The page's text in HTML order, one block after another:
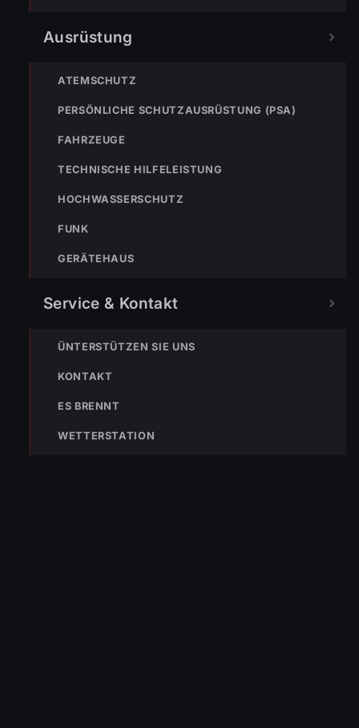
Ausrüstung
ATEMSCHUTZ
PERSÖNLICHE SCHUTZAUSRÜSTUNG (PSA)
FAHRZEUGE
TECHNISCHE HILFELEISTUNG
HOCHWASSERSCHUTZ
FUNK
GERÄTEHAUS
Service & Kontakt
ÜNTERSTÜTZEN SIE UNS
KONTAKT
ES BRENNT
WETTERSTATION